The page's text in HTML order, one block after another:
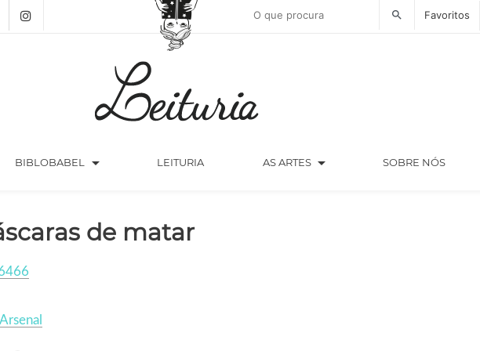
search Favoritos
BIBLOBABEL arrow_drop_down LEITURIA AS ARTES arrow_drop_down SOBRE NÓS
de matar